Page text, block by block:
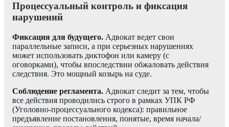
Процессуальный контроль и фиксация
нарушений
Фиксация для будущего. Адвокат ведет свои
параллельные записи, а при серьезных нарушениях
может использовать диктофон или камеру (с
оговорками), чтобы впоследствии обжаловать действия
следствия. Это мощный козырь на суде.
Соблюдение регламента. Адвокат следит за тем, чтобы
все действия проводились строго в рамках УПК РФ
(Уголовно-процессуального кодекса): правильное
предъявление постановления, понятые, время начала/